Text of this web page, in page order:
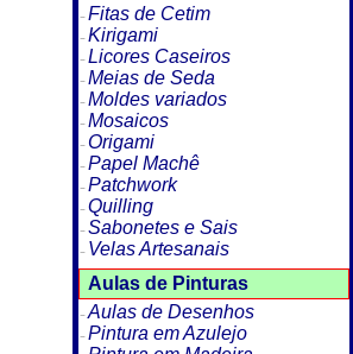
Fitas de Cetim
Kirigami
Licores Caseiros
Meias de Seda
Moldes variados
Mosaicos
Origami
Papel Machê
Patchwork
Quilling
Sabonetes e Sais
Velas Artesanais
Aulas de Pinturas
Aulas de Desenhos
Pintura em Azulejo